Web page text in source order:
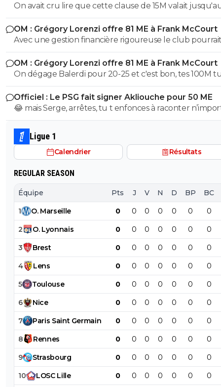
Aguerd
On avait cru lire que cette clause de 15M valait
juillet. ?
OM : Grégory Lorenzi offre 81 ME à Frank McCourt
Avec une gestion financière rigoureuse le club
envisager une capitalisation supérieure au 1,2 milliards
comme base de négociation avec l’Arabie Saoudite!
OM : Grégory Lorenzi offre 81 ME à Frank McCourt
On dégage Balerdi pour 20-25 et c'est bon, tes 100M tu les
as. Faut quand-même virer kondogbia avec sa charrette et
ses 500K mensuels, ça ne sera pas une perte.. Du coup, on
pourra garder Aguerd, Hojberg weah, Emerson, Paixao et
Gouiri, ce qui fait 1 joueur expérimenté par poste. Si Lorenzi
nous fait un recrutement malin , on pourrait faire une
potable.
Officiel : Le PSG fait signer Akliouche pour 50 ME
😂 mais Serge, arrêtes, tu t enfonces à raconter
quoi, tu supposes de la merde, ça fait un peu plus de 2
que Paris suit akliouche et c est pour ça qu il ne
Paris après Monaco. Paris le prend cet été car il était
trop cher l été dernier, qu une place s est libérée avec
avec des stats de plus de 20 passes et plus de 10 buts
matchs, sans parler de sa dernière campagne de ldc
plutôt très bien joué.
Ligue 1
Calendrier Résultats
REGULAR SEASON
Équipe Pts J V N D BP BC
1 O. Marseille 0 0 0 0 0 0 0
2 O. Lyonnais 0 0 0 0 0 0 0
3 Brest 0 0 0 0 0 0 0
4 Lens 0 0 0 0 0 0 0
5 Toulouse 0 0 0 0 0 0 0
6 Nice 0 0 0 0 0 0 0
7 Paris Saint Germain 0 0 0 0 0 0 0
8 Rennes 0 0 0 0 0 0 0
9 Strasbourg 0 0 0 0 0 0 0
10 LOSC Lille 0 0 0 0 0 0 0